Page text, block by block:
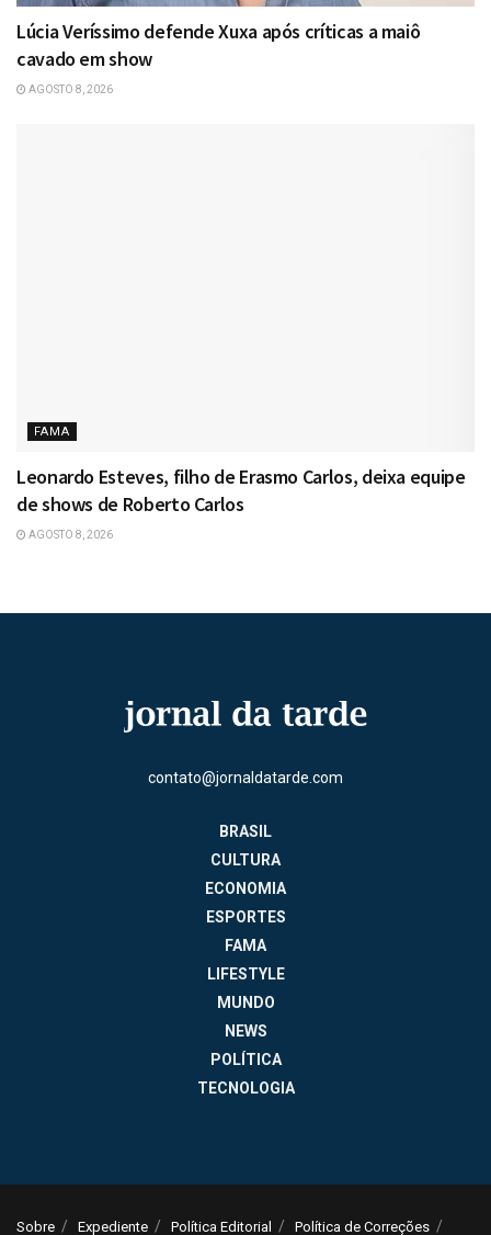
Lúcia Veríssimo defende Xuxa após críticas a maiô
cavado em show
AGOSTO 8, 2026
FAMA
Leonardo Esteves, filho de Erasmo Carlos, deixa equipe
de shows de Roberto Carlos
AGOSTO 8, 2026
contato@jornaldatarde.com
BRASIL
CULTURA
ECONOMIA
ESPORTES
FAMA
LIFESTYLE
MUNDO
NEWS
POLÍTICA
TECNOLOGIA
Sobre Expediente Política Editorial Política de Correções